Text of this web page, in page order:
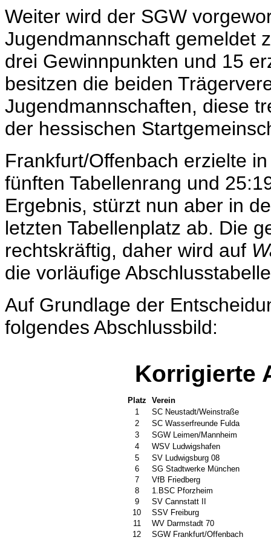
Weiter wird der SGW
Jugendmannschaft gemeldet
drei Gewinnpunkten und 15
besitzen die beiden
Jugendmannschaften, diese
der hessischen
Frankfurt/Offenbach erzielte
fünften Tabellenrang und
Ergebnis, stürzt nun aber in
letzten Tabellenplatz ab. Die
rechtskräftig, daher wird auf
die vorläufige
Auf Grundlage der
folgendes Abschlussbild:
Korrigierte
Platz
Verein
1
SC Neustadt/Weinstraße
2
SC Wasserfreunde Fulda
3
SGW Leimen/Mannheim
4
WSV Ludwigshafen
5
SV Ludwigsburg 08
6
SG Stadtwerke München
7
VfB Friedberg
8
1.BSC Pforzheim
9
SV Cannstatt II
10
SSV Freiburg
11
WV Darmstadt 70
12
SGW Frankfurt/Offenbach